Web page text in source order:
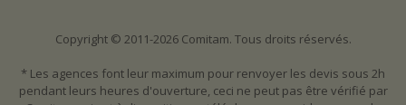
Copyright © 2011-2026 Comitam. Tous droits réservés.
* Les agences font leur maximum pour renvoyer les devis sous 2h
pendant leurs heures d'ouverture, ceci ne peut pas être vérifié par